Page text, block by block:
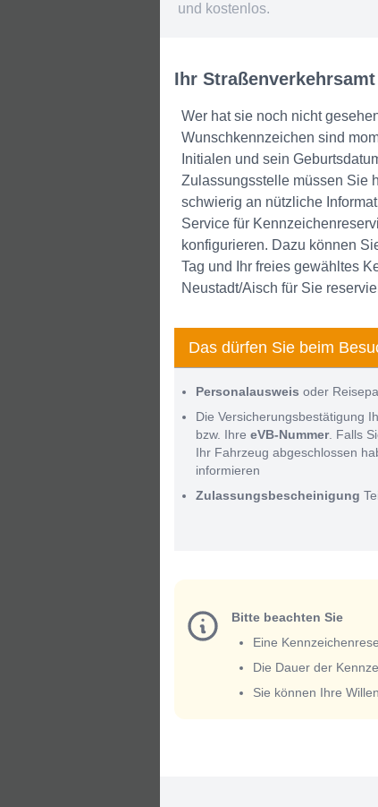
und kostenlos.
Ihr
Wer hat sie noch nicht
Wunschkennzeichen sind
Initialen und sein
Zulassungsstelle müssen Sie
schwierig an nützliche
Service für
konfigurieren. Dazu können
Tag und Ihr freies gewähltes
Neustadt/Aisch für Sie
Das dürfen Sie beim
Personalausweis oder
Die Versicherungsbestätigung
bzw. Ihre eVB-Nummer. Falls
Ihr Fahrzeug abgeschlossen
informieren
Zulassungsbescheinigung
Bitte beachten Sie
Eine
Die Dauer der
Sie können Ihre